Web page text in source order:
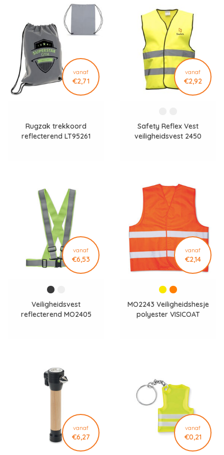
vanaf
€2,71
Rugzak trekkoord
reflecterend LT95261
vanaf
€2,92
Safety Reflex Vest
veiligheidsvest 2450
vanaf
€6,53
Veiligheidsvest
reflecterend MO2405
vanaf
€2,14
MO2243 Veiligheidshesje
polyester VISICOAT
vanaf
€6,27
vanaf
€0,21